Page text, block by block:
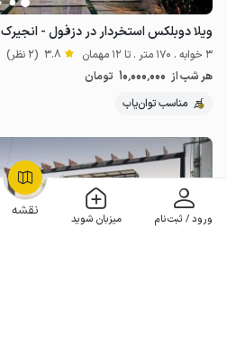
نقشه ورود / ثبت‌نام میزبان شوید
OpenStreetMap
ویلا دوبلکس استخردار در دزفول - انجیرک
3 خوابه . 170 متر . تا 12 مهمان 3.8 (2 نظر)
هر شب از 10٬000٬000 تومان
مناسب توان‌یاب